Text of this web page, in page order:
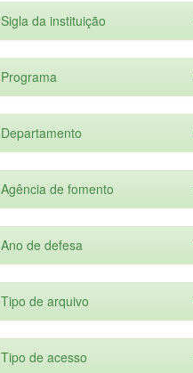
Sigla da instituição
Programa
Departamento
Agência de fomento
Ano de defesa
Tipo de arquivo
Tipo de acesso